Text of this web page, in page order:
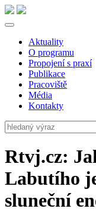
Aktuality
O programu
Propojení s praxí
Publikace
Pracoviště
Média
Kontakty
Rtvj.cz:
Labutího
sluneční